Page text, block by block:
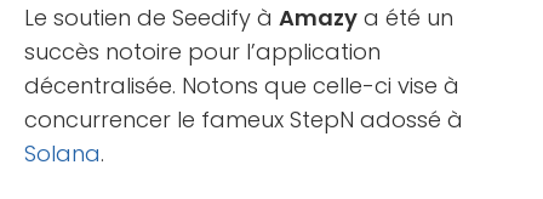
Le soutien de Seedify à Amazy a été un
succès notoire pour l’application
décentralisée. Notons que celle-ci vise à
concurrencer le fameux StepN adossé à
Solana.